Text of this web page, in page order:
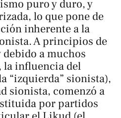
puro y duro, y
lo que pone de
inherente a la
A principios de
debido a muchos
la influencia del
“izquierda” sionista),
sionista, comenzó a
por partidos